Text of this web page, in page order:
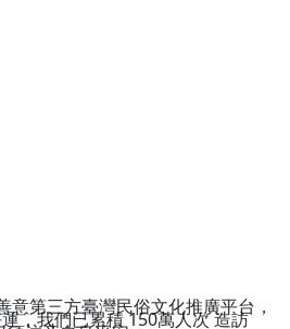
意第三方臺灣民俗文化推廣平台，
，我們已累積150萬人次造訪